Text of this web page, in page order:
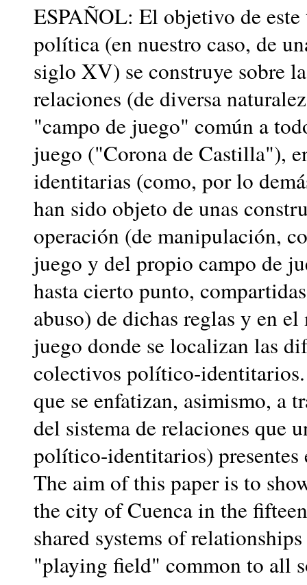
ESPAÑOL: El objetivo de
política (en nuestro caso, de
siglo XV) se construye sobre
relaciones (de diversa
"campo de juego" común a
juego ("Corona de Castilla"),
identitarias (como, por lo
han sido objeto de unas
operación (de manipulación,
juego y del propio campo de
hasta cierto punto,
abuso) de dichas reglas y en
juego donde se localizan las
colectivos político-
que se enfatizan, asimismo, a
del sistema de relaciones que
político-identitarios)
The aim of this paper is to
the city of Cuenca in the
shared systems of
"playing field" common to all